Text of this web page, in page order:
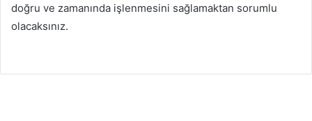
doğru ve zamanında işlenmesini sağlamaktan sorumlu
olacaksınız.